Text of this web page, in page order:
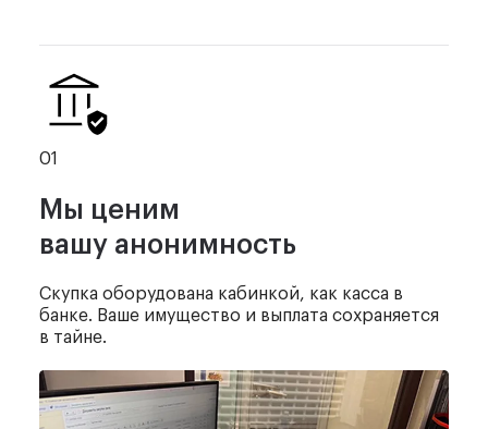
01
Мы ценим
вашу анонимность
Скупка оборудована кабинкой, как касса в
банке. Ваше имущество и выплата сохраняется
в тайне.